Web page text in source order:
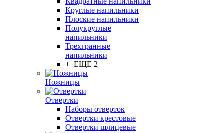
Круглые напильники
Плоские напильники
Полукруглые
напильники
Трехгранные
напильники
+ ЕЩЕ 2
Ножницы
Отвертки
Наборы отверток
Отвертки крестовые
Отвертки шлицевые